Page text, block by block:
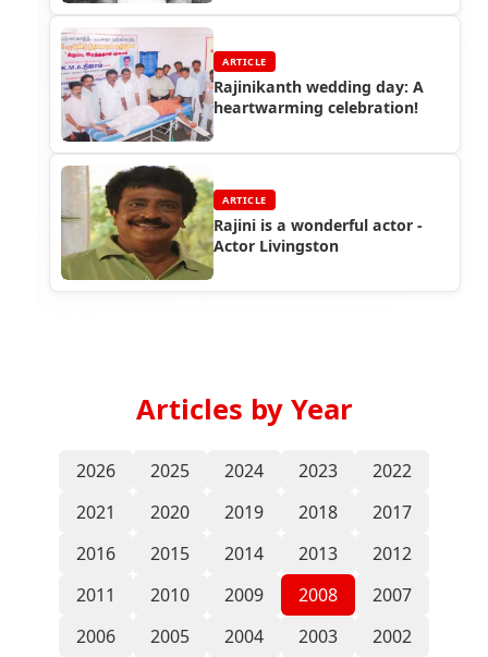
ARTICLE
Rajinikanth wedding day: A
heartwarming celebration!
ARTICLE
Rajini is a wonderful actor -
Actor Livingston
Articles by Year
2026 2025 2024 2023
2022
2021
2020 2019 2018
2017
2016
2015 2014 2013
2012
2011
2010 2009 2008
2007
2006
2005 2004 2003 2002